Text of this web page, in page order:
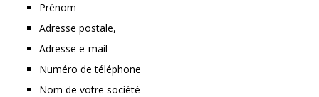
Prénom
Adresse postale,
Adresse e-mail
Numéro de téléphone
Nom de votre société